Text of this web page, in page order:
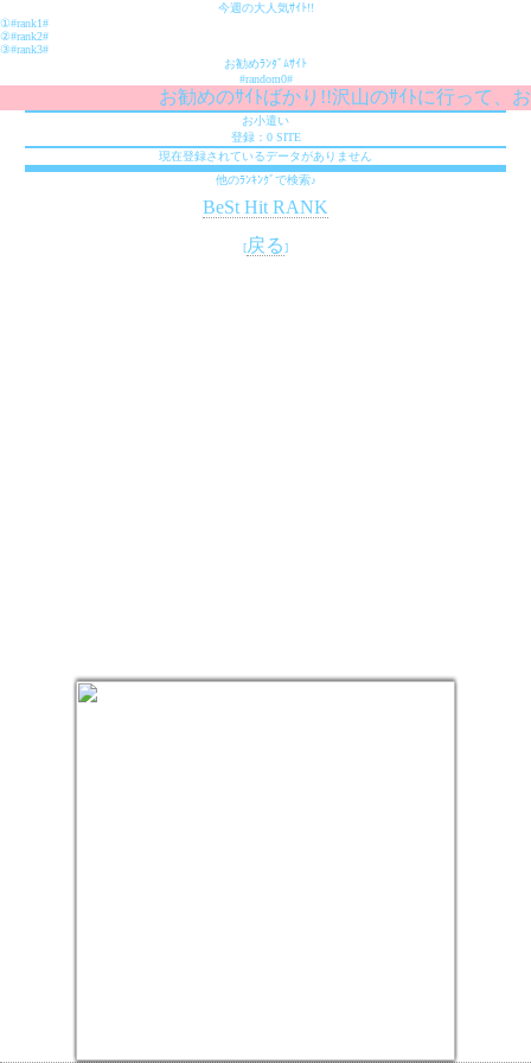
今週の大人気ｻｲﾄ!!
①#rank1#
②#rank2#
③#rank3#
お勧めﾗﾝﾀﾞﾑｻｲﾄ
#random0#
お勧めのｻｲﾄばかり!!沢山のｻｲﾄに行って、
お小遣い
登録：0 SITE
現在登録されているデータがありません
他のﾗﾝｷﾝｸﾞで検索♪
BeSt Hit RANK
[戻る]